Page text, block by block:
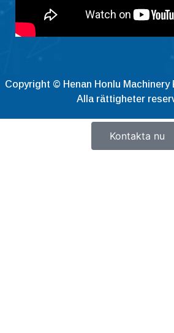
Copyright © Henan Honlu
Alla rättigheter
Kontakta nu